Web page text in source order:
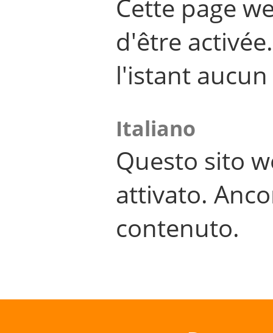
Cette page
d'être
l'istant
Italiano
Questo sito
attivato.
contenuto.